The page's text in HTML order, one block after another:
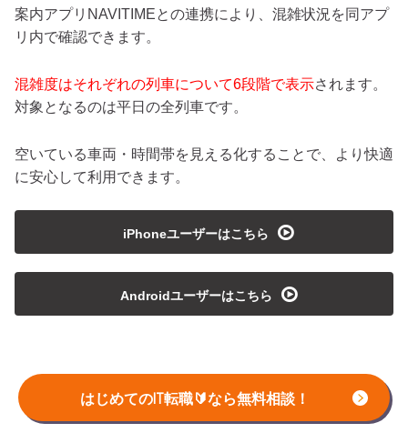
はじめてのIT転職🔰なら無料相談！
案内アプリNAVITIMEとの連携により、混雑状況を同アプ
リ内で確認できます。
混雑度はそれぞれの列車について6段階で表示されます。
対象となるのは平日の全列車です。
空いている車両・時間帯を見える化することで、より快適
に安心して利用できます。
iPhoneユーザーはこちら playmedia
Androidユーザーはこちら playmedia